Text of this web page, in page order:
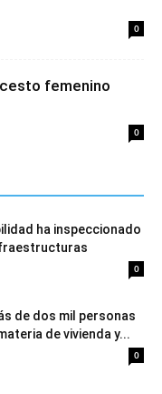
0
femenino
0
ha inspeccionado
0
de dos mil personas
de vivienda y...
0